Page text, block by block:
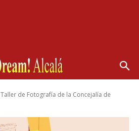
Taller de Fotografía de la Concejalía de